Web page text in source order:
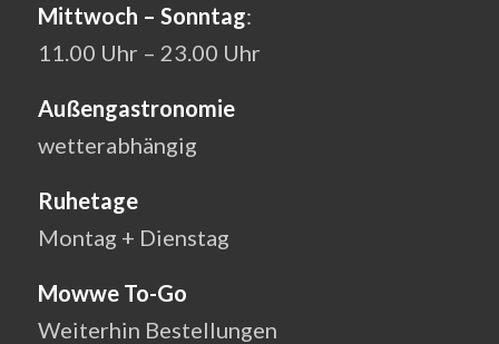
Mittwoch – Sonntag:
11.00 Uhr – 23.00 Uhr
Außengastronomie
wetterabhängig
Ruhetage
Montag + Dienstag
Mowwe To-Go
Weiterhin Bestellungen